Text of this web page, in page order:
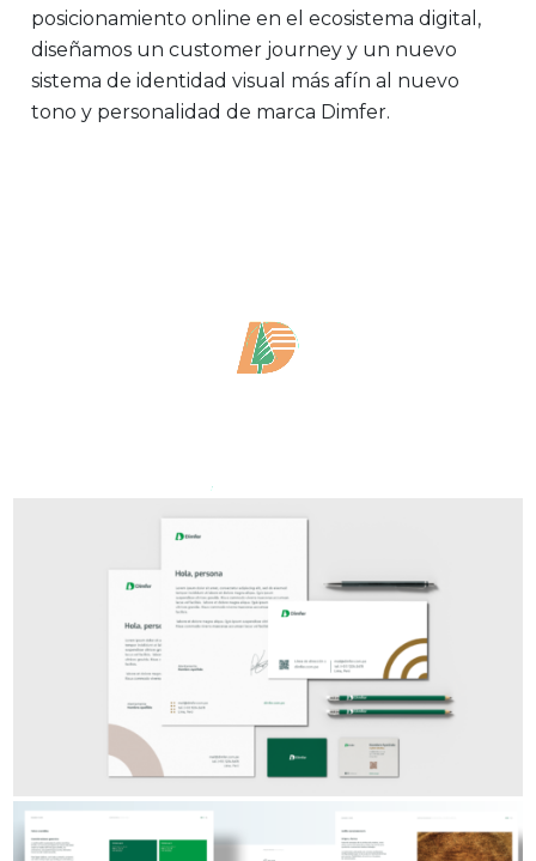
posicionamiento online en el ecosistema digital,
diseñamos un customer journey y un nuevo
sistema de identidad visual más afín al nuevo
tono y personalidad de marca Dimfer.